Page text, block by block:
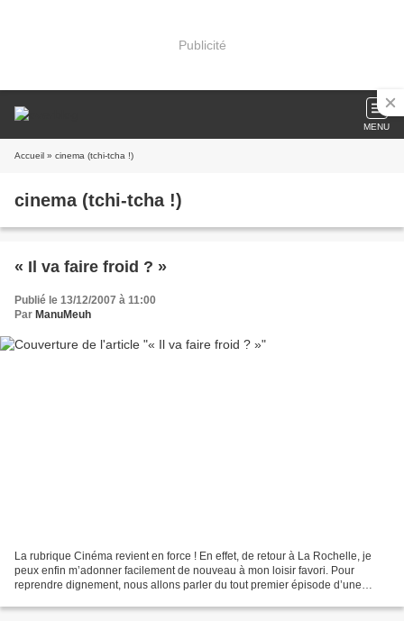
Publicité
MENU
Accueil » cinema (tchi-tcha !)
cinema (tchi-tcha !)
« Il va faire froid ? »
Publié le 13/12/2007 à 11:00
Par ManuMeuh
La rubrique Cinéma revient en force ! En effet, de retour à La Rochelle, je
peux enfin m’adonner facilement de nouveau à mon loisir favori. Pour
reprendre dignement, nous allons parler du tout premier épisode d’une